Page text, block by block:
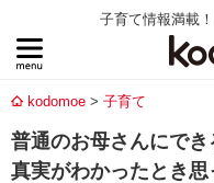
子育て情報満載
kodomoe 子育て
普通のお母さんにで
真実がわかったとき